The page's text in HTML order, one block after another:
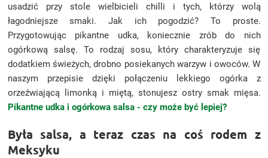
usadzić przy stole wielbicieli chilli i tych, którzy wolą
łagodniejsze smaki. Jak ich pogodzić? To proste.
Przygotowując pikantne udka, koniecznie zrób do nich
ogórkową salsę. To rodzaj sosu, który charakteryzuje się
dodatkiem świeżych, drobno posiekanych warzyw i owoców. W
naszym przepisie dzięki połączeniu lekkiego ogórka z
orzeźwiającą limonką i miętą, stonujesz ostry smak mięsa.
Pikantne udka i ogórkowa salsa - czy może być lepiej?
Była salsa, a teraz czas na coś rodem z
Meksyku